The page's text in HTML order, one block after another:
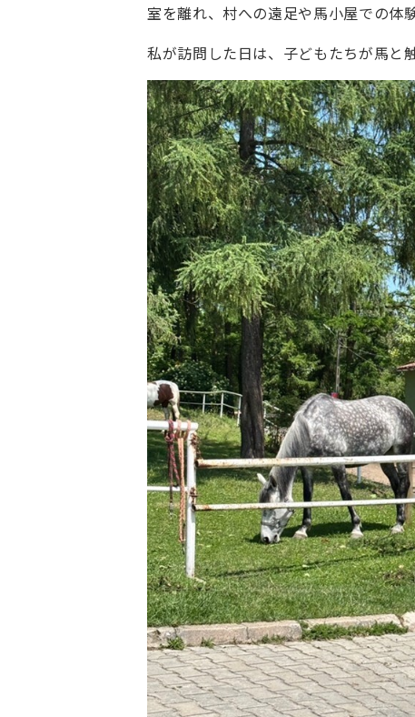
室を離れ、村への遠足や馬小屋での体
私が訪問した日は、子どもたちが馬と